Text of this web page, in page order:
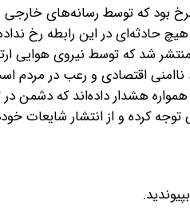
بود که توسط رسانه‌های خارجی
حادثه‌ای در این رابطه رخ
توسط جنگنده‌های اف‌۱۴ ایرانی نیز منتشر
ناامنی اقتصادی و رعب در مردم
هشدار داده‌اند که دشمن
کرده و از انتشار شایعات
بپیوندید.